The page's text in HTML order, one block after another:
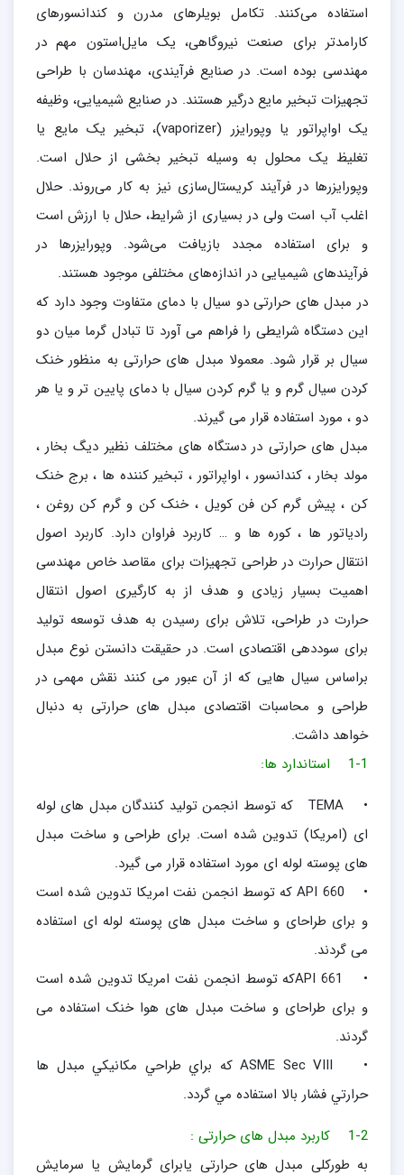
استفاده می‌کنند. تکامل بویلرهای مدرن و کندانسورهای
کارامد‌تر برای صنعت نیروگاهی، یک مایل‌استون مهم در
مهندسی بوده است. در صنایع فرآیندی، مهندسان با طراحی
تجهیزات تبخیر مایع درگیر هستند. در صنایع شیمیایی، وظیفه
یک اواپراتور یا وپورایزر (vaporizer)، تبخیر یک مایع یا
تغلیظ یک محلول به وسیله تبخیر بخشی از حلال است.
وپورایزرها در فرآیند کریستال‌سازی نیز به کار می‌روند. حلال
اغلب آب است ولی در بسیاری از شرایط، حلال با ارزش است
و برای استفاده مجدد بازیافت می‌شود. وپورایزرها در
فرآیندهای شیمیایی در اندازه‌های مختلفی موجود هستند.
در مبدل های حرارتی دو سیال با دمای متفاوت وجود دارد که
این دستگاه شرایطی را فراهم می آورد تا تبادل گرما میان دو
سیال بر قرار شود. معمولا مبدل های حرارتی به منظور خنک
کردن سیال گرم و یا گرم کردن سیال با دمای پایین تر و یا هر
دو ، مورد استفاده قرار می گیرند.
مبدل های حرارتی در دستگاه های مختلف نظیر دیگ بخار ،
مولد بخار ، کندانسور ، اواپراتور ، تبخیر کننده ها ، برج خنک
کن ، پیش گرم کن فن کویل ، خنک کن و گرم کن روغن ،
رادیاتور ها ، کوره ها و … کاربرد فراوان دارد. کاربرد اصول
انتقال حرارت در طراحی تجهیزات برای مقاصد خاص مهندسی
اهمیت بسیار زیادی و هدف از به کارگیری اصول انتقال
حرارت در طراحی، تلاش برای رسیدن به هدف توسعه تولید
برای سوددهی اقتصادی است. در حقیقت دانستن نوع مبدل
براساس سیال هایی که از آن عبور می کنند نقش مهمی در
طراحی و محاسبات اقتصادی مبدل های حرارتی به دنبال
خواهد داشت.
1-1 استاندارد ها:
• TEMA که توسط انجمن توليد کنندگان مبدل های لوله
ای (امريکا) تدوين شده است. برای طراحی و ساخت مبدل
های پوسته لوله ای مورد استفاده قرار می گيرد.
• API 660 که توسط انجمن نفت امريکا تدوين شده است
و برای طراحای و ساخت مبدل های پوسته لوله ای استفاده
می گردند.
• API 661که توسط انجمن نفت امريکا تدوين شده است
و برای طراحای و ساخت مبدل های هوا خنک استفاده می
گردند.
• ASME Sec VIII كه براي طراحي مكانيكي مبدل ها
حرارتي فشار بالا استفاده مي گردد.
1-2 کاربرد مبدل های حرارتی :
به طورکلی مبدل های حرارتی یابرای گرمایش یا سرمایش